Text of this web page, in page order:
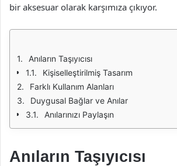
bir aksesuar olarak karşımıza çıkıyor.
Anıların Taşıyıcısı
Kişiselleştirilmiş Tasarım
Farklı Kullanım Alanları
Duygusal Bağlar ve Anılar
Anılarınızı Paylaşın
Anıların Taşıyıcısı